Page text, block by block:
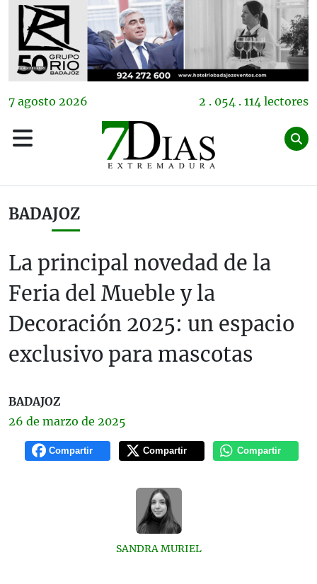
7 agosto 2026 2 . 054 . 114 lectores
BADAJOZ
La principal novedad de la
Feria del Mueble y la
Decoración 2025: un espacio
exclusivo para mascotas
BADAJOZ
26 de marzo de 2025
Compartir Compartir Compartir
SANDRA MURIEL